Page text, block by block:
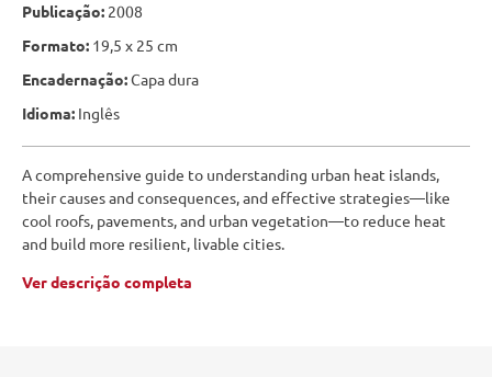
Publicação: 2008
Formato: 19,5 x 25 cm
Encadernação:Capa dura
Idioma: Inglês
A comprehensive guide to understanding urban heat islands,
their causes and consequences, and effective strategies—like
cool roofs, pavements, and urban vegetation—to reduce heat
and build more resilient, livable cities.
Ver descrição completa